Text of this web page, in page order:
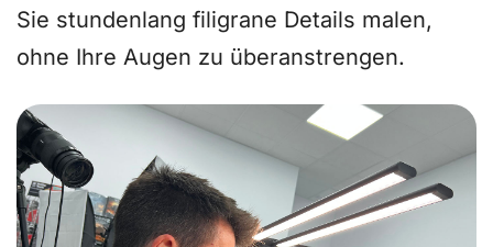
Sie stundenlang filigrane Details malen,
ohne Ihre Augen zu überanstrengen.